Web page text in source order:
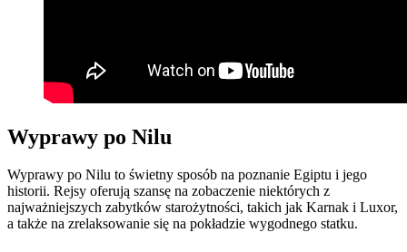
Wyprawy po Nilu
Wyprawy po Nilu to świetny sposób na poznanie Egiptu i jego
historii. Rejsy oferują szansę na zobaczenie niektórych z
najważniejszych zabytków starożytności, takich jak Karnak i Luxor,
a także na zrelaksowanie się na pokładzie wygodnego statku.